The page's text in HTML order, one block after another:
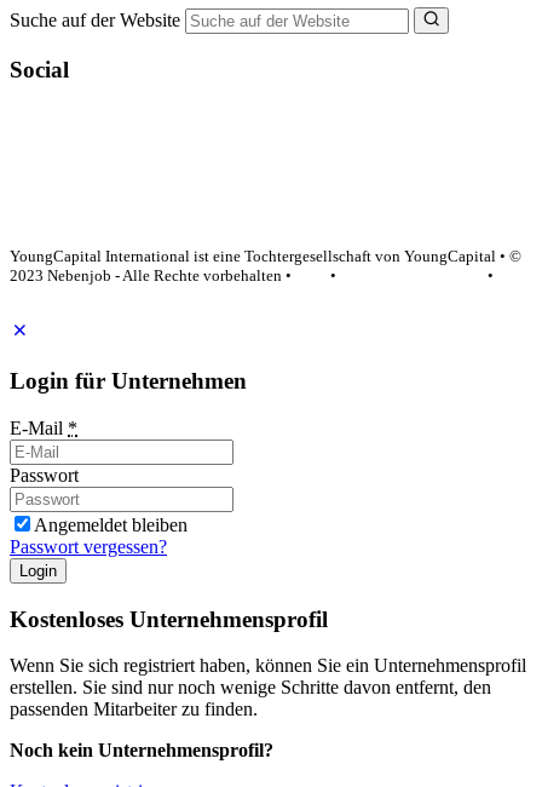
Suche auf der Website
Social
YoungCapital International ist eine Tochtergesellschaft von YoungCapital • ©
2023 Nebenjob - Alle Rechte vorbehalten •
•
•
Login für Unternehmen
E-Mail *
Passwort
Angemeldet bleiben
Passwort vergessen?
Login
Kostenloses Unternehmensprofil
Wenn Sie sich registriert haben, können Sie ein Unternehmensprofil
erstellen. Sie sind nur noch wenige Schritte davon entfernt, den
passenden Mitarbeiter zu finden.
Noch kein Unternehmensprofil?